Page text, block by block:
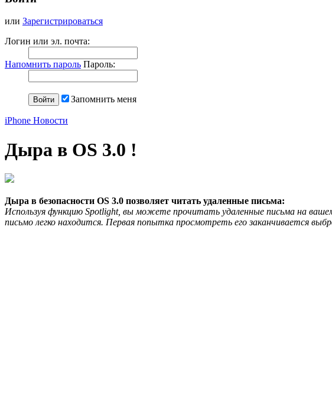
или Зарегистрироваться
Логин или эл. почта:
Напомнить пароль Пароль:
Запомнить меня
iPhone Новости
Дыра в OS 3.0 !
Дыра в безопасности OS 3.0 позволяет читать удаленные письма:
Используя функцию Spotlight, вы можете прочитать удаленные письма на
письмо легко находится. Первая попытка просмотреть его заканчивается